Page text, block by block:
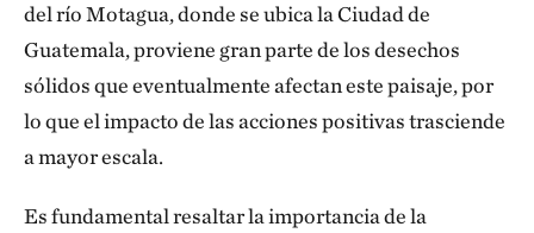
del río Motagua, donde se ubica la Ciudad de
Guatemala, proviene gran parte de los desechos
sólidos que eventualmente afectan este paisaje, por
lo que el impacto de las acciones positivas trasciende
a mayor escala.
Es fundamental resaltar la importancia de la